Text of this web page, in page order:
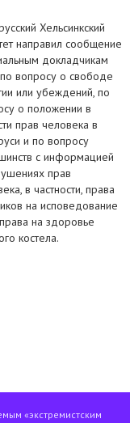
Хельсинкский
направил сообщение
докладчикам
вопросу о свободе
или убеждений, по
о положении в
прав человека в
и по вопросу
с информацией
прав
в частности, права
на исповедование
на здоровье
костела.
в связи с закрытием
«экстремистским